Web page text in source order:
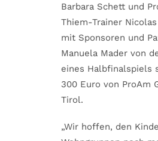
Barbara Schett und
Thiem-Trainer
mit Sponsoren und
Manuela Mader von
eines Halbfinalspiels
300 Euro von ProAm
Tirol.
„Wir hoffen, den